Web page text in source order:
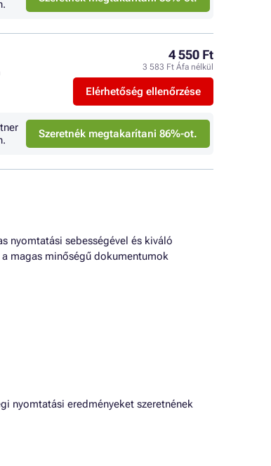
4 550 Ft
3 583 Ft Áfa nélkül
Elérhetőség ellenőrzése
Szeretnék megtakarítani 86%-ot.
nyomtatási sebességével és kiváló
magas minőségű dokumentumok
nyomtatási eredményeket szeretnének